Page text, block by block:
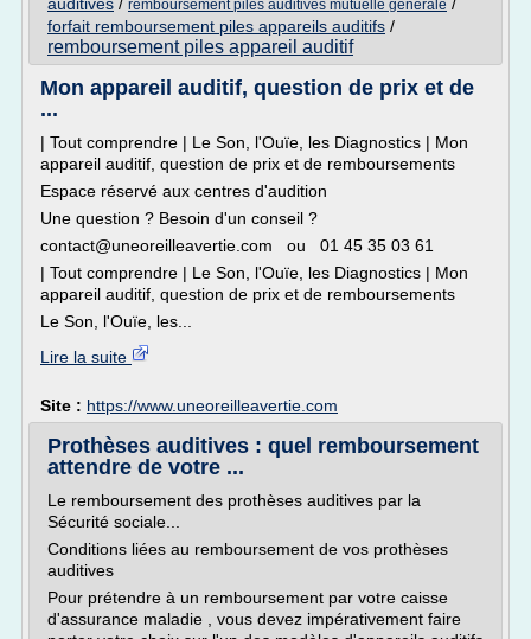
remboursement piles auditives mutuelle generale
forfait remboursement piles appareils auditifs /
remboursement piles appareil auditif
Mon appareil auditif, question de prix et de
...
| Tout comprendre | Le Son, l'Ouïe, les Diagnostics | Mon
appareil auditif, question de prix et de remboursements
Espace réservé aux centres d'audition
Une question ? Besoin d'un conseil ?
contact@uneoreilleavertie.com ou 01 45 35 03 61
| Tout comprendre | Le Son, l'Ouïe, les Diagnostics | Mon
appareil auditif, question de prix et de remboursements
Le Son, l'Ouïe, les...
Lire la suite
Site : https://www.uneoreilleavertie.com
Prothèses auditives : quel remboursement
attendre de votre ...
Le remboursement des prothèses auditives par la
Sécurité sociale...
Conditions liées au remboursement de vos prothèses
auditives
Pour prétendre à un remboursement par votre caisse
d'assurance maladie , vous devez impérativement faire